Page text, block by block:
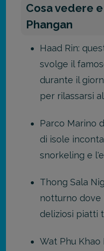
Cosa vedere
Phangan
Haad Rin:
svolge il
durante il
per rilassarsi
Parco Marino
di isole
snorkeling e
Thong Sala
notturno dove
deliziosi piatti
Wat Phu